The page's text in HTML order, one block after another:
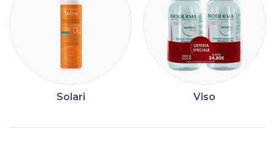
Solari Viso